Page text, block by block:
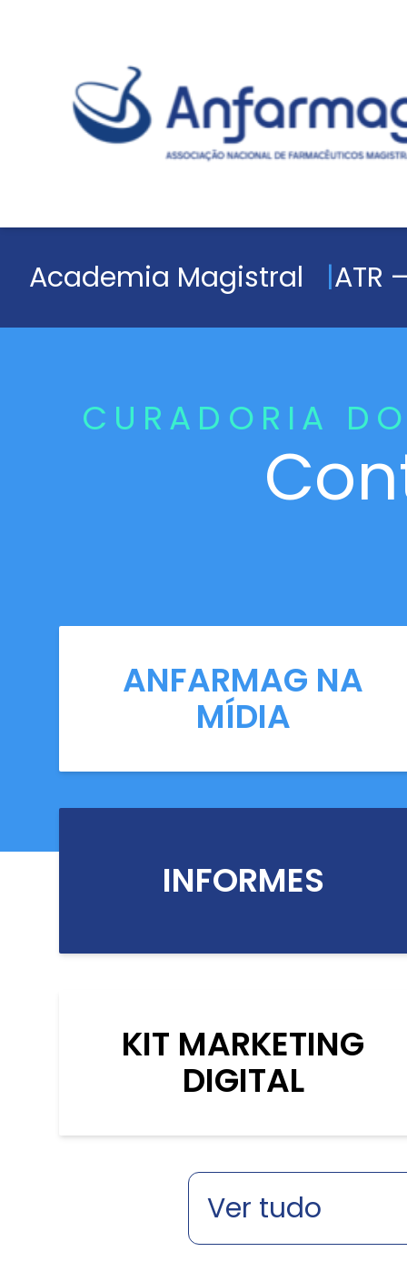
Academia Magistral ATR
CURADORIA
ANFARMAG NA
MÍDIA
INFORMES
KIT MARKETING
DIGITAL